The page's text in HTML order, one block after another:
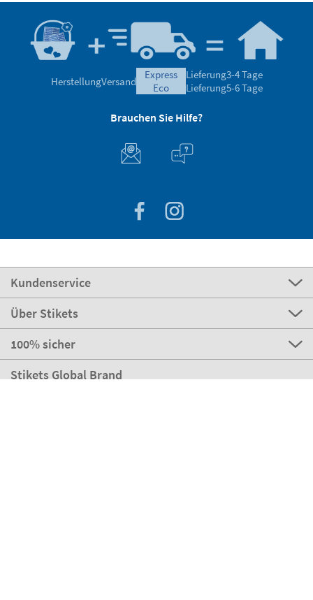
HerstellungVersand
express
eco
Lieferung3-4 Tage
Lieferung5-6 Tage
Brauchen Sie Hilfe?
Kundenservice
Über Stikets
100% sicher
Stikets Global Brand